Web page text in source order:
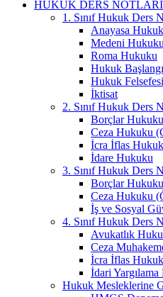
HUKUK DERS NOTLARI
1. Sınıf Hukuk Ders
Anayasa
Medeni Hukuku
Roma Hukuku
Hukuk
Hukuk
İktisat
2. Sınıf Hukuk Ders
Borçlar
Ceza Hukuku
İcra İflas
İdare Hukuku
3. Sınıf Hukuk Ders
Borçlar
Ceza Hukuku
İş ve Sosyal
4. Sınıf Hukuk Ders
Avukatlık
Ceza
İcra İflas
İdari
Hukuk Mesleklerine